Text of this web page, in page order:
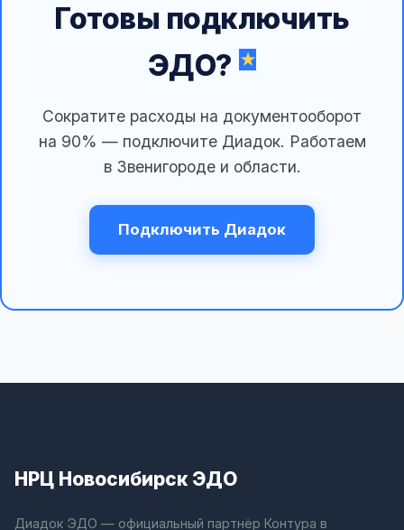
Готовы подключить
ЭДО?
Сократите расходы на документооборот
на 90% — подключите Диадок. Работаем
в Звенигороде и области.
Подключить Диадок
НРЦ Новосибирск ЭДО
Диадок ЭДО — официальный партнёр Контура в